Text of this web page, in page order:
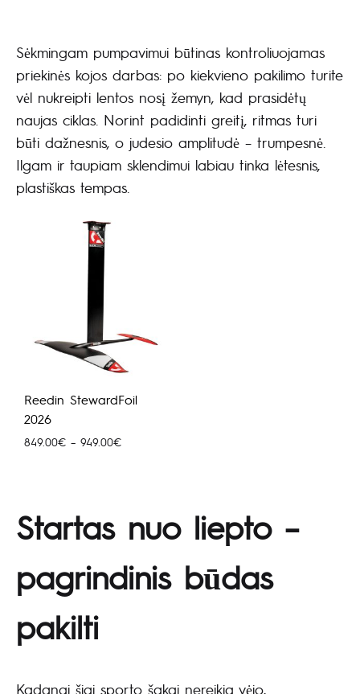
Sėkmingam pumpavimui būtinas kontroliuojamas
priekinės kojos darbas: po kiekvieno pakilimo turite
vėl nukreipti lentos nosį žemyn, kad prasidėtų
naujas ciklas. Norint padidinti greitį, ritmas turi
būti dažnesnis, o judesio amplitudė – trumpesnė.
Ilgam ir taupiam sklendimui labiau tinka lėtesnis,
plastiškas tempas.
Reedin StewardFoil
2026
849.00€ – 949.00€Price
Startas nuo liepto –
pagrindinis būdas
pakilti
Kadangi šiai sporto šakai nereikia vėjo,